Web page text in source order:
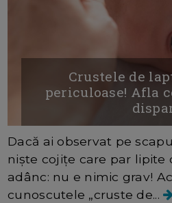
Crustele de
periculoase! Afla
Dacă ai observat pe
niște cojițe care par lipite
adânc: nu e nimic grav!
cunoscutele „cruste de...